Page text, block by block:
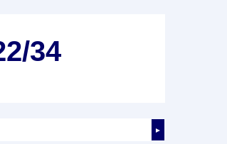
34
►